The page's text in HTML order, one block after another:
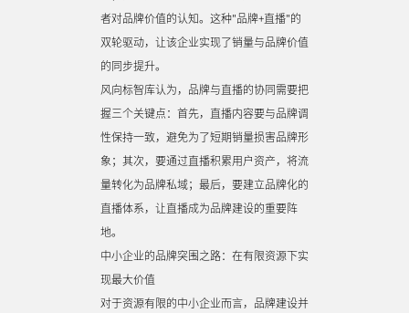
者对品牌价值的认知。这种"品牌+直播"的
双轮驱动，让该企业实现了销量与品牌价值
的同步提升。
风向标智库认为，品牌与直播的协同需要把
握三个关键点：首先，直播内容要与品牌调
性保持一致，避免为了短期销量损害品牌形
象；其次，要通过直播积累用户资产，将流
量转化为品牌私域；最后，要建立品牌化的
直播体系，让直播成为品牌建设的重要阵
地。
中小企业的品牌突围之路：在有限资源下实
现最大价值
对于资源有限的中小企业而言，品牌建设并